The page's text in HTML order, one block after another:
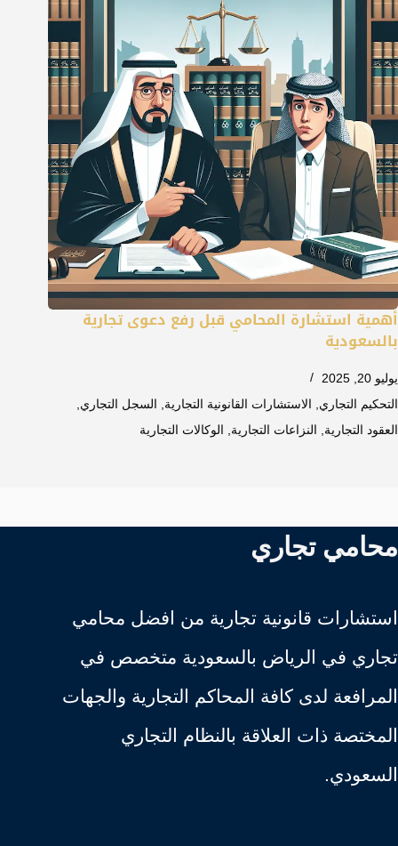
أهمية استشارة المحامي قبل رفع دعوى تجارية
بالسعودية
يوليو 20, 2025
التحكيم التجاري
الاستشارات القانونية التجارية السجل التجاري
العقود التجارية
النزاعات التجارية الوكالات التجارية
محامي تجاري
استشارات قانونية تجارية من افضل محامي
تجاري في الرياض بالسعودية متخصص في
المرافعة لدى كافة المحاكم التجارية والجهات
المختصة ذات العلاقة بالنظام التجاري
السعودي.